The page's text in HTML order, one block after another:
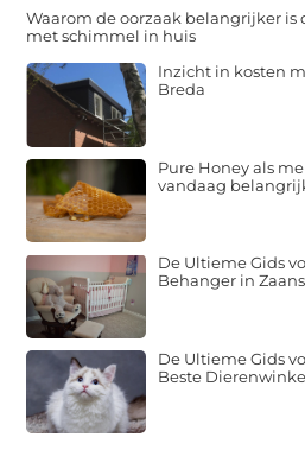
Waarom de oorzaak belangrijker
met schimmel in huis
Inzicht in kosten
Breda
Pure Honey als
vandaag
De Ultieme Gids
Behanger in
De Ultieme Gids
Beste